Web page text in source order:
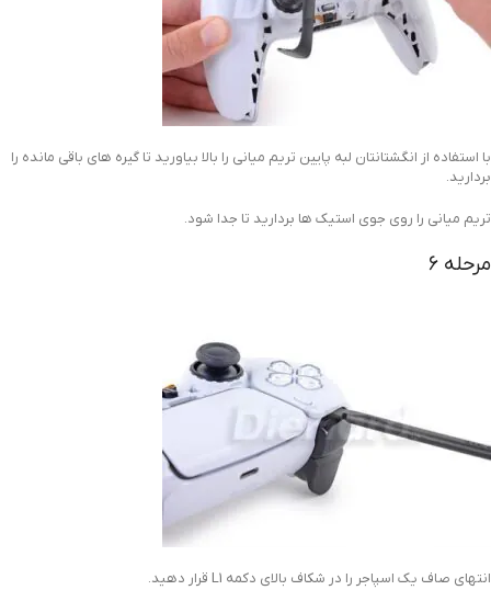
با استفاده از انگشتانتان لبه پایین تریم میانی را بالا بیاورید تا گیره های باقی مانده را
بردارید.
تریم میانی را روی جوی استیک ها بردارید تا جدا شود.
مرحله 6
انتهای صاف یک اسپاجر را در شکاف بالای دکمه L1 قرار دهید.